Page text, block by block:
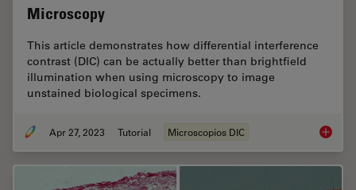
Microscopy
This article demonstrates how differential interference
contrast (DIC) can be actually better than brightfield
illumination when using microscopy to image
unstained biological specimens.
Apr 27, 2023 Tutorial Microscopios DIC